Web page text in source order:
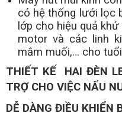
có hệ thống lưới lọc
lớp cho hiệu quả
motor và các linh
mắm muối,… cho
THIẾT KẾ HAI ĐÈN
TRỢ CHO VIỆC NẤU
DỄ DÀNG ĐIỀU KHIỂN